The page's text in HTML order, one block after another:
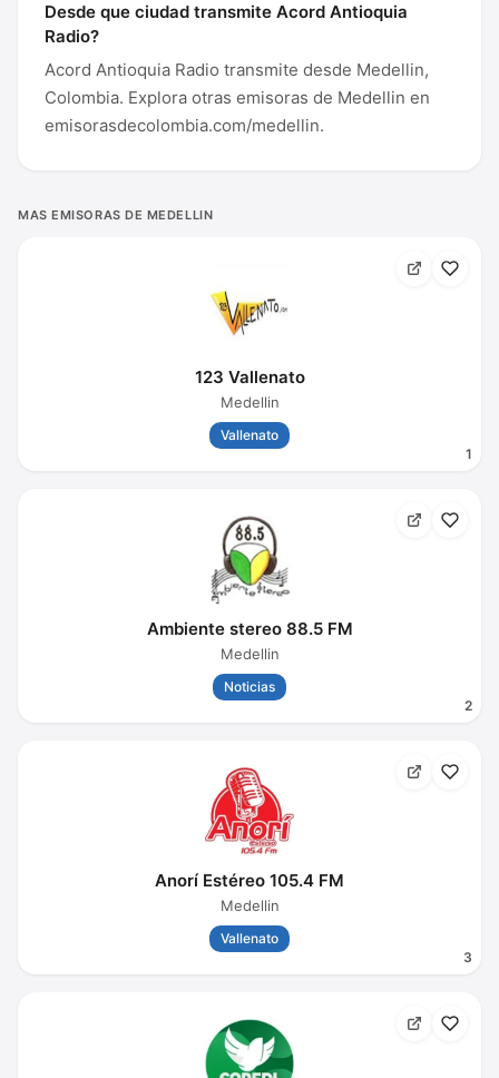
Desde que ciudad transmite Acord Antioquia
Radio?
Acord Antioquia Radio transmite desde Medellin,
Colombia. Explora otras emisoras de Medellin en
emisorasdecolombia.com/medellin.
MAS EMISORAS DE MEDELLIN
1
123 Vallenato
Medellin
Vallenato
2
Ambiente stereo 88.5 FM
Medellin
Noticias
3
Anorí Estéreo 105.4 FM
Medellin
Vallenato